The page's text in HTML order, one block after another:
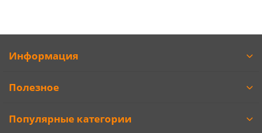
Информация
Полезное
Популярные категории